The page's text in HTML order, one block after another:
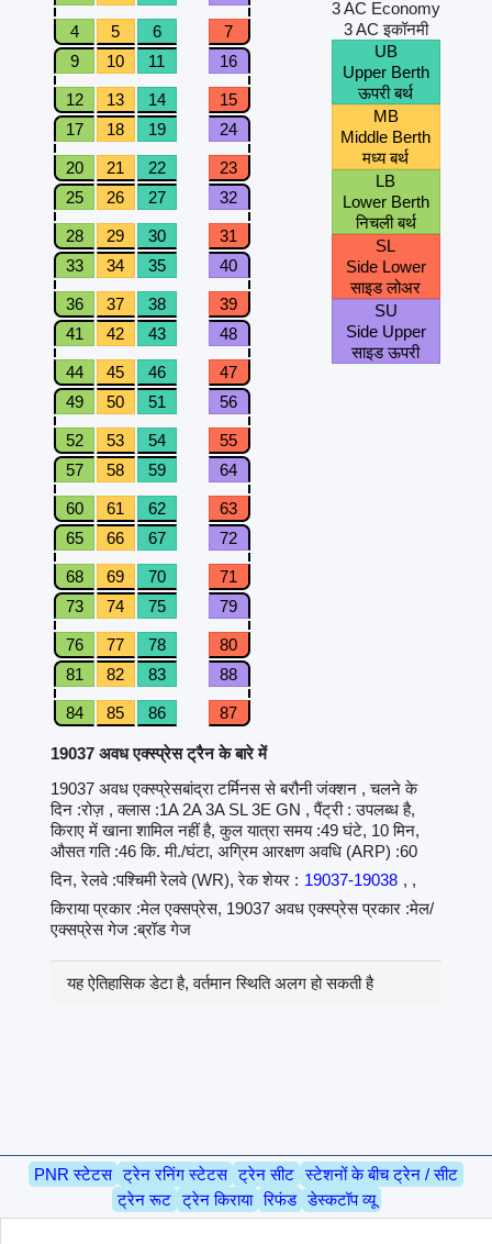
4 5 6
7
9
10 11 16
12 13 14
15
17
18 19 24
20 21 22
23
25
26 27 32
28 29 30
31
33
34 35 40
36 37 38
39
41
42 43 48
44 45 46
47
49
50 51 56
52 53 54
55
57
58 59 64
60 61 62
63
65
66 67 72
68 69 70
71
73
74 75 79
76 77 78
80
81
82 83 88
84 85 86 87
3 AC Economy
3 AC इकॉनमी
UB
Upper Berth
ऊपरी बर्थ
MB
Middle Berth
मध्य बर्थ
LB
Lower Berth
निचली बर्थ
SL
Side Lower
साइड लोअर
SU
Side Upper
साइड ऊपरी
19037 अवध एक्स्प्रेस ट्रैन के बारे में
19037 अवध एक्स्प्रेसबांद्रा टर्मिनस से बरौनी जंक्शन , चलने के
दिन :रोज़ , क्लास :1A 2A 3A SL 3E GN , पैंट्री : उपलब्ध है,
किराए में खाना शामिल नहीं है, कुल यात्रा समय :49 घंटे, 10 मिन,
औसत गति :46 कि. मी./घंटा, अग्रिम आरक्षण अवधि (ARP) :60
दिन, रेलवे :पश्चिमी रेलवे (WR), रेक शेयर : 19037-19038 , ,
किराया प्रकार :मेल एक्सप्रेस, 19037 अवध एक्स्प्रेस प्रकार :मेल/
एक्सप्रेस गेज :ब्रॉड गेज
यह ऐतिहासिक डेटा है, वर्तमान स्थिति अलग हो सकती है
PNR स्टेटस ट्रेन रनिंग स्टेटस ट्रेन सीट स्टेशनों के बीच ट्रेन / सीट
ट्रेन रूट ट्रेन किराया रिफंड डेस्कटॉप व्यू